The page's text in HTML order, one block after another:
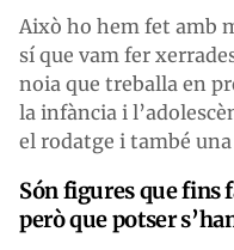
Això ho hem fet amb
sí que vam fer
noia que treballa en
la infància i
el rodatge i també
Són figures que fins
però que potser